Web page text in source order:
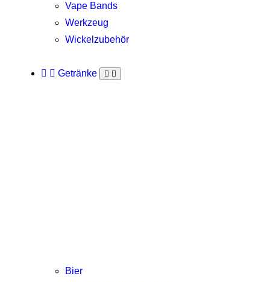
Vape Bands
Werkzeug
Wickelzubehör
Getränke
Bier